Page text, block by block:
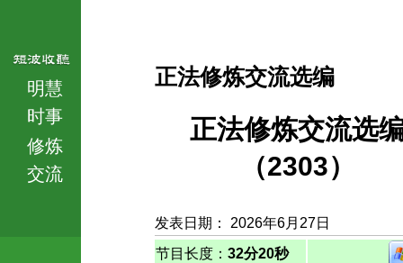
明慧
时事
修炼
交流
正法修炼交流选编
正法修炼交流选
（2303）
发表日期： 2026年6月27日
节目长度： 32分20秒